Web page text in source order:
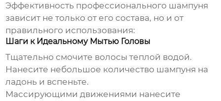
Эффективность профессионального шампуня
зависит не только от его состава, но и от
правильного использования:
Шаги к Идеальному Мытью Головы
Тщательно смочите волосы теплой водой.
Нанесите небольшое количество шампуня на
ладонь и вспеньте.
Массирующими движениями нанесите